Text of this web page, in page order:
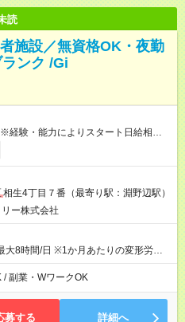
読
施設／無資格OK・夜勤
ンク /Gi
経験・能力によりスタート日給相談
と同じです。
相生4丁目７番（最寄り駅：淵野辺駅）
ー株式会社
大8時間/日 ※1か月あたりの変形労働
夜勤：17:00-翌09:00（休憩2時間）
/ 副業・WワークOK
募する 詳細へ